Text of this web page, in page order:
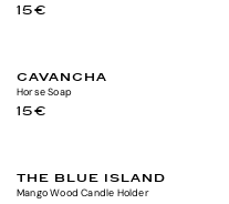
15€
CAVANCHA
Horse Soap
15€
THE BLUE ISLAND
Mango Wood Candle Holder